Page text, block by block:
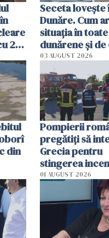
2
Seceta
Dunăre. Cum
situația în
dunărene și de
România
efectele, deși a
în iulie
03 AUGUST 2026
din
Pompierii
pregătiţi să
Grecia pentru
stingerea
01 AUGUST 2026